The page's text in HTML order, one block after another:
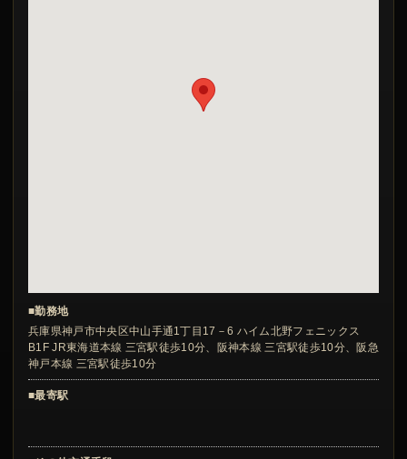
■勤務地
兵庫県神戸市中央区中山手通1丁目17－6 ハイム北野フェニックス
B1F JR東海道本線 三宮駅徒歩10分、阪神本線 三宮駅徒歩10分、阪急
神戸本線 三宮駅徒歩10分
■最寄駅